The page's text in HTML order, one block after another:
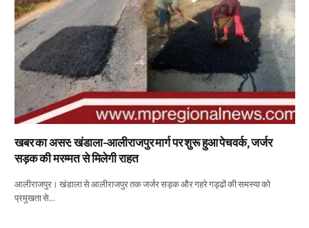
खबर का असर: खंडाला-आलीराजपुर मार्ग पर शुरू हुआ पेचवर्क, जर्जर
सड़क की मरम्मत से मिलेगी राहत
आलीराजपुर। खंडाला से आलीराजपुर तक जर्जर सड़क और गहरे गड्ढों की समस्या को
प्रमुखता से…